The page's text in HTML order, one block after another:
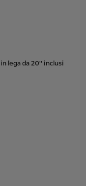
lega da 20'' inclusi